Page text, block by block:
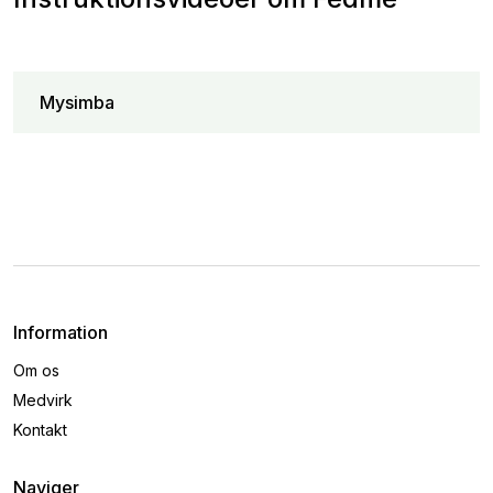
Mysimba
Information
Om os
Medvirk
Kontakt
Naviger